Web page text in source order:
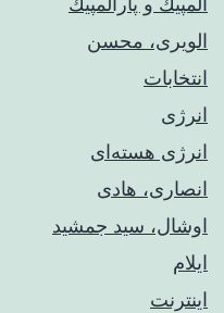
الویری، محسن
انتخابات
انرژی
انرژی هسته‌ای
انصاری، هادی
اوشال، سید جمشید
ایلام
اینترنت